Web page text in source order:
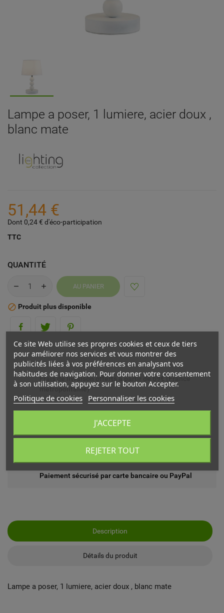
Lampe a poser, 1 lumiere, acier doux ,
blanc mate
51,44 €
Dont 0,24 € d'éco-participation
TTC
QUANTITÉ
AU PANIER
 Produit plus disponible
Frais de livraison offerts à partir de 69€ (France
métropolitaine)
Echange ou remboursement possible sous 14 jours
Paiement sécurisé par carte bancaire ou PayPal
Description
Détails du produit
Lampe a poser, 1 lumiere, acier doux , blanc mate
Ce site Web utilise ses propres cookies et ceux de tiers
pour améliorer nos services et vous montrer des
publicités liées à vos préférences en analysant vos
habitudes de navigation. Pour donner votre consentement
à son utilisation, appuyez sur le bouton Accepter.
Politique de cookies Personnaliser les cookies
REJETER TOUT
J'ACCEPTE